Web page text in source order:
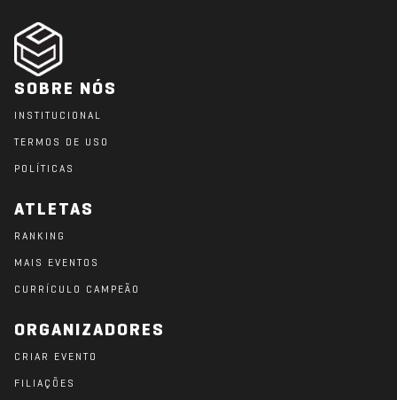
SOBRE NÓS
INSTITUCIONAL
TERMOS DE USO
POLÍTICAS
ATLETAS
RANKING
MAIS EVENTOS
CURRÍCULO CAMPEÃO
ORGANIZADORES
CRIAR EVENTO
FILIAÇÕES